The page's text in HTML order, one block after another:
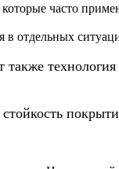
часто
в отдельных
также